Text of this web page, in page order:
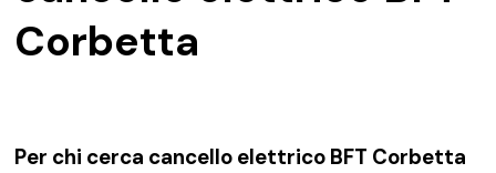
Corbetta
Per chi cerca cancello elettrico BFT Corbetta